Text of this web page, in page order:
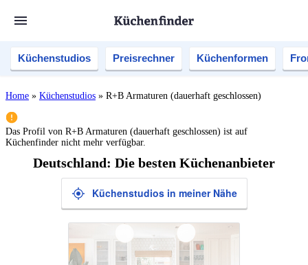
Küchenstudios Preisrechner Küchenformen
Home » Küchenstudios » R+B Armaturen (dauerhaft geschlossen)
Das Profil von R+B Armaturen (dauerhaft geschlossen) ist auf
Küchenfinder nicht mehr verfügbar.
Deutschland: Die besten Küchenanbieter
Küchenstudios in meiner Nähe